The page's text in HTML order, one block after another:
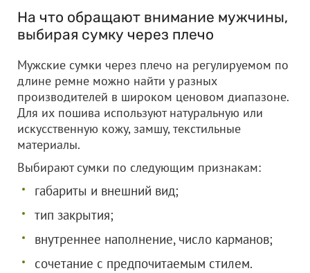
На что обращают внимание мужчины,
выбирая сумку через плечо
Мужские сумки через плечо на регулируемом по
длине ремне можно найти у разных
производителей в широком ценовом диапазоне.
Для их пошива используют натуральную или
искусственную кожу, замшу, текстильные
материалы.
Выбирают сумки по следующим признакам:
габариты и внешний вид;
тип закрытия;
внутреннее наполнение, число карманов;
сочетание с предпочитаемым стилем.